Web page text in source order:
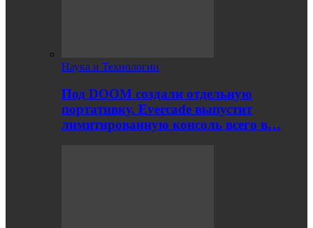
Наука и Технологии
Под DOOM создали отдельную
портативку. Evercade выпустит
лимитированную консоль всего в…